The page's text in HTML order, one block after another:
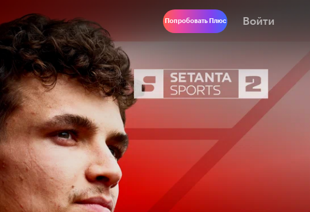
Попробовать Плюс Войти